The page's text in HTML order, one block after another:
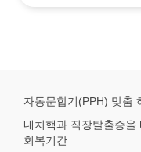
자동문합기(PPH) 맞춤
내치핵과 직장탈출증
회복기간